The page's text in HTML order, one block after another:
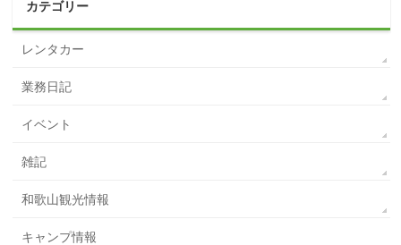
カテゴリー
レンタカー
業務日記
イベント
雑記
和歌山観光情報
キャンプ情報